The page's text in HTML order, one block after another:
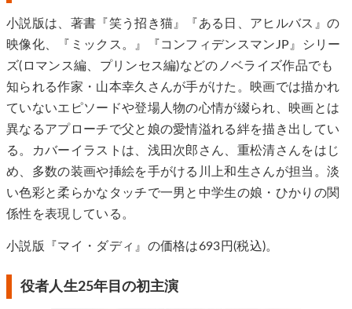
小説版は、著書『笑う招き猫』『ある日、アヒルバス』の
映像化、『ミックス。』『コンフィデンスマンJP』シリー
ズ(ロマンス編、プリンセス編)などのノベライズ作品でも
知られる作家・山本幸久さんが手がけた。映画では描かれ
ていないエピソードや登場人物の心情が綴られ、映画とは
異なるアプローチで父と娘の愛情溢れる絆を描き出してい
る。カバーイラストは、浅田次郎さん、重松清さんをはじ
め、多数の装画や挿絵を手がける川上和生さんが担当。淡
い色彩と柔らかなタッチで一男と中学生の娘・ひかりの関
係性を表現している。
小説版『マイ・ダディ』の価格は693円(税込)。
役者人生25年目の初主演